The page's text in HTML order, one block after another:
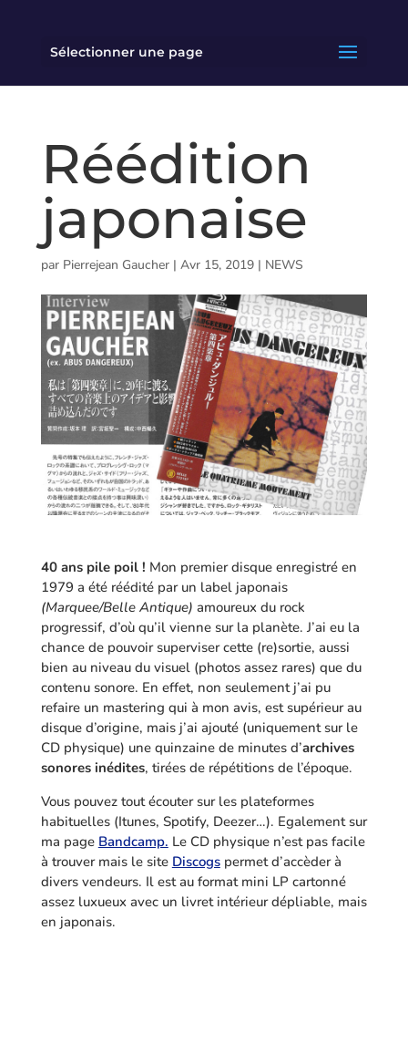
Sélectionner une page
Réédition
japonaise
par Pierrejean Gaucher| Avr 15, 2019| NEWS
40 ans pile poil ! Mon premier disque enregistré en
1979 a été réédité par un label japonais
(Marquee/Belle Antique) amoureux du rock
progressif, d’où qu’il vienne sur la planète. J’ai eu la
chance de pouvoir superviser cette (re)sortie, aussi
bien au niveau du visuel (photos assez rares) que du
contenu sonore. En effet, non seulement j’ai pu
refaire un mastering qui à mon avis, est supérieur au
disque d’origine, mais j’ai ajouté (uniquement sur le
CD physique) une quinzaine de minutes d’archives
sonores inédites, tirées de répétitions de l’époque.
Vous pouvez tout écouter sur les plateformes
habituelles (Itunes, Spotify, Deezer…). Egalement sur
ma page Bandcamp. Le CD physique n’est pas facile
à trouver mais le site Discogspermet d’accèder à
divers vendeurs. Il est au format mini LP cartonné
assez luxueux avec un livret intérieur dépliable, mais
en japonais.